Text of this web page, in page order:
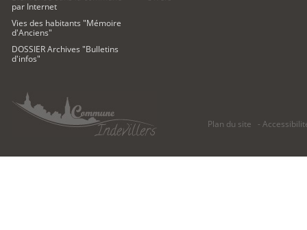
par Internet
Vies des habitants "Mémoire
d'Anciens"
DOSSIER Archives "Bulletins
d'infos"
Plan du site